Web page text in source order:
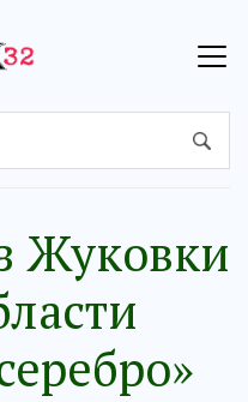
Жуковки